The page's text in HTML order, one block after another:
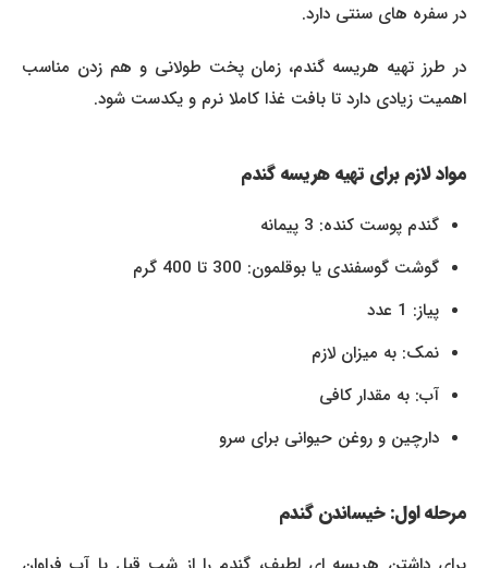
در سفره های سنتی دارد.
در طرز تهیه هریسه گندم، زمان پخت طولانی و هم زدن مناسب
اهمیت زیادی دارد تا بافت غذا کاملا نرم و یکدست شود.
مواد لازم برای تهیه هریسه گندم
گندم پوست کنده: 3 پیمانه
گوشت گوسفندی یا بوقلمون: 300 تا 400 گرم
پیاز: 1 عدد
نمک: به میزان لازم
آب: به مقدار کافی
دارچین و روغن حیوانی برای سرو
مرحله اول: خیساندن گندم